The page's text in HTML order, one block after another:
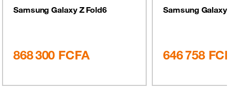
Samsung Galaxy Z Fold6
868 300 FCFA
Samsung
646 758